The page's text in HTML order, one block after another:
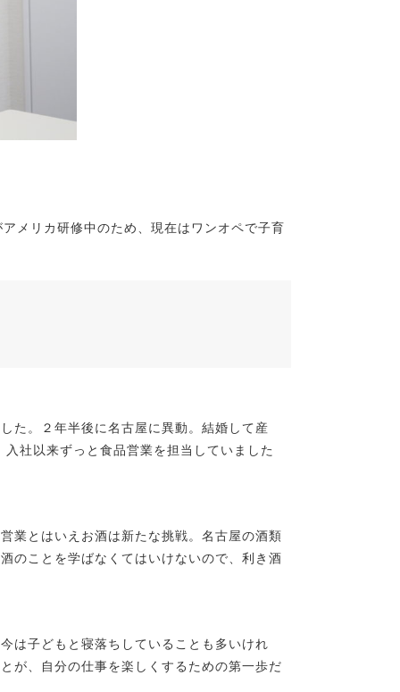
メリカ研修中のため、現在はワンオペで子育
た。２年半後に名古屋に異動。結婚して産
社以来ずっと食品営業を担当していました
業とはいえお酒は新たな挑戦。名古屋の酒類
のことを学ばなくてはいけないので、利き酒
は子どもと寝落ちしていることも多いけれ
が、自分の仕事を楽しくするための第一歩だ